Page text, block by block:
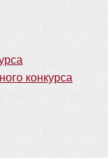
конкурса